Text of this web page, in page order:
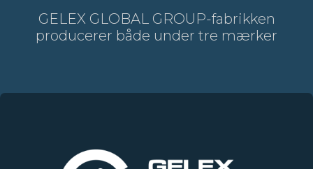
GELEX GLOBAL GROUP-fabrikken
producerer både under tre mærker